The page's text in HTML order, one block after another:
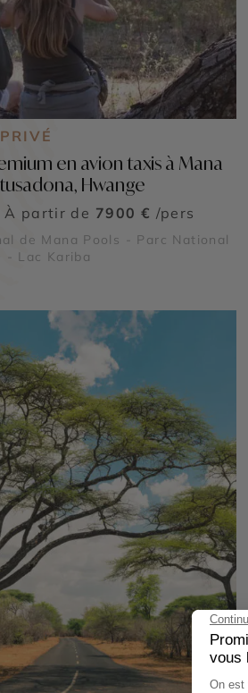
en avion taxis à Mana
Hwange
À partir de 7900 € /pers
de Mana Pools - Parc National
- Lac Kariba